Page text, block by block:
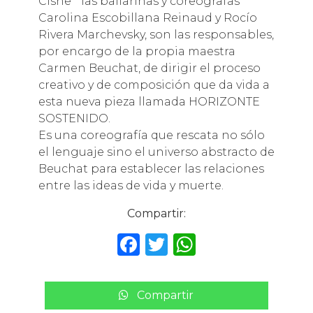
Carolina Escobillana Reinaud y Rocío
Rivera Marchevsky, son las responsables,
por encargo de la propia maestra
Carmen Beuchat, de dirigir el proceso
creativo y de composición que da vida a
esta nueva pieza llamada HORIZONTE
SOSTENIDO.
Es una coreografía que rescata no sólo
el lenguaje sino el universo abstracto de
Beuchat para establecer las relaciones
entre las ideas de vida y muerte.
Compartir:
F
c
T
it
W
a
Compartir